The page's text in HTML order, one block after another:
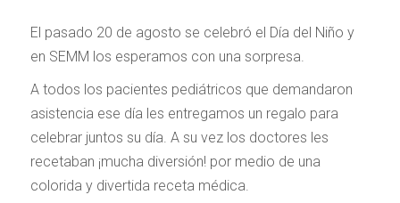
El pasado 20 de agosto se celebró el Día del Niño y
en SEMM los esperamos con una sorpresa.
A todos los pacientes pediátricos que demandaron
asistencia ese día les entregamos un regalo para
celebrar juntos su día. A su vez los doctores les
recetaban ¡mucha diversión! por medio de una
colorida y divertida receta médica.